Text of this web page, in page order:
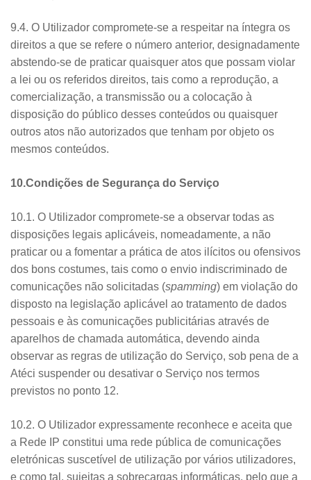
9.4. O Utilizador compromete-se a respeitar na íntegra os
direitos a que se refere o número anterior, designadamente
abstendo-se de praticar quaisquer atos que possam violar
a lei ou os referidos direitos, tais como a reprodução, a
comercialização, a transmissão ou a colocação à
disposição do público desses conteúdos ou quaisquer
outros atos não autorizados que tenham por objeto os
mesmos conteúdos.
10.Condições de Segurança do Serviço
10.1. O Utilizador compromete-se a observar todas as
disposições legais aplicáveis, nomeadamente, a não
praticar ou a fomentar a prática de atos ilícitos ou ofensivos
dos bons costumes, tais como o envio indiscriminado de
comunicações não solicitadas (spamming) em violação do
disposto na legislação aplicável ao tratamento de dados
pessoais e às comunicações publicitárias através de
aparelhos de chamada automática, devendo ainda
observar as regras de utilização do Serviço, sob pena de a
Atéci suspender ou desativar o Serviço nos termos
previstos no ponto 12.
10.2. O Utilizador expressamente reconhece e aceita que
a Rede IP constitui uma rede pública de comunicações
eletrónicas suscetível de utilização por vários utilizadores,
e como tal, sujeitas a sobrecargas informáticas, pelo que a